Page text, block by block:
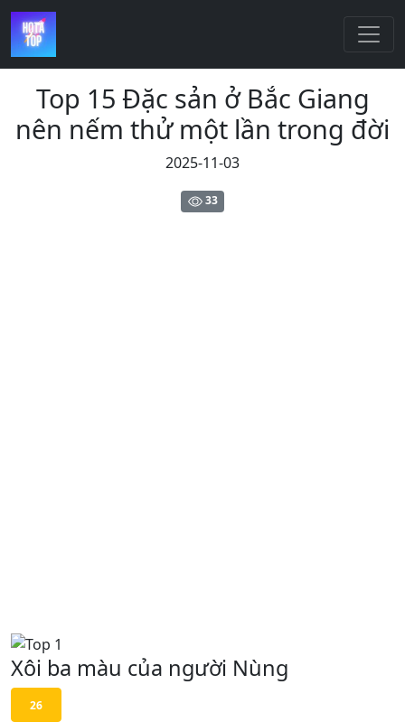
Top 15 Đặc sản ở Bắc Giang
nên nếm thử một lần trong đời
2025-11-03
33
Xôi ba màu của người Nùng
26